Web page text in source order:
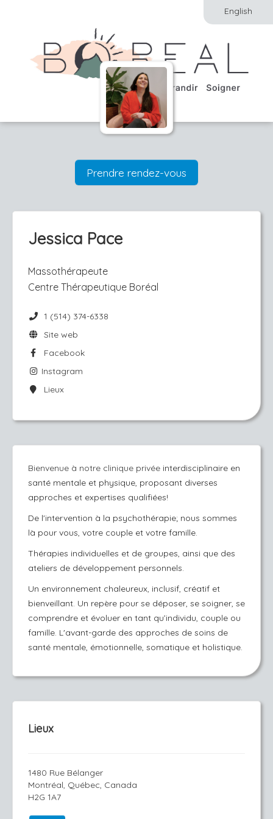
English
Prendre rendez-vous
Jessica Pace
Massothérapeute
Centre Thérapeutique Boréal
1 (514) 374-6338
Site web
Facebook
Instagram
Lieux
Bienvenue à notre clinique privée interdisciplinaire en
santé mentale et physique, proposant diverses
approches et expertises qualifiées!
De l'intervention à la psychothérapie; nous sommes
là pour vous, votre couple et votre famille.
Thérapies individuelles et de groupes, ainsi que des
ateliers de développement personnels.
Un environnement chaleureux, inclusif, créatif et
bienveillant. Un repère pour se déposer, se soigner, se
comprendre et évoluer en tant qu’individu, couple ou
famille. L'avant-garde des approches de soins de
santé mentale, émotionnelle, somatique et holistique.
Lieux
1480 Rue Bélanger
Montréal, Québec, Canada
H2G 1A7